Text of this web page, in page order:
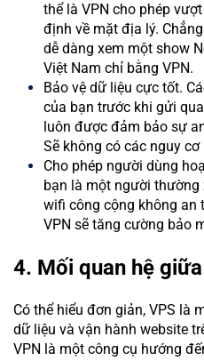
thể là VPN cho phép
định về mặt địa lý.
dễ dàng xem một show
Việt Nam chỉ bằng VPN.
Bảo vệ dữ liệu cực tốt.
của bạn trước khi gửi
luôn được đảm bảo sự
Sẽ không có các nguy
Cho phép người dùng
bạn là một người thường
wifi công cộng không an
VPN sẽ tăng cường bảo
4. Mối quan hệ
Có thể hiểu đơn giản, VPS là
dữ liệu và vận hành website
VPN là một công cụ hướng